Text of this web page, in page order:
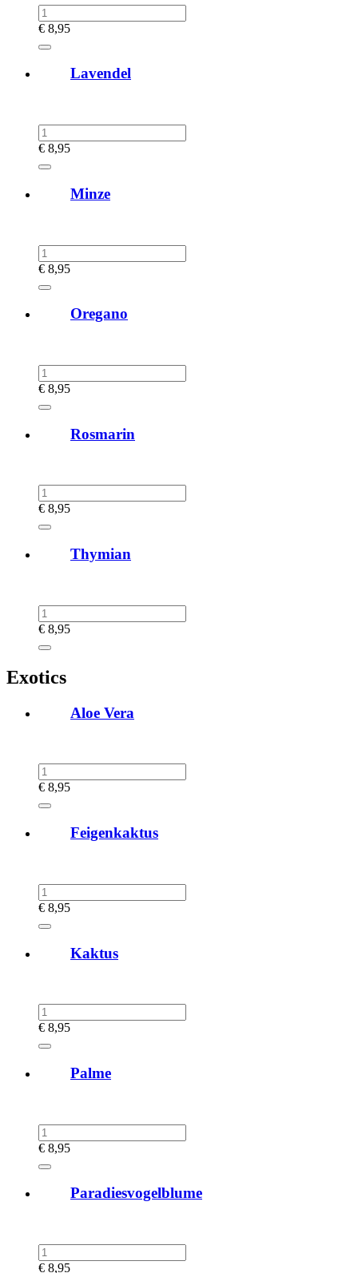
€ 8,95
Lavendel
€ 8,95
Minze
€ 8,95
Oregano
€ 8,95
Rosmarin
€ 8,95
Thymian
€ 8,95
Exotics
Aloe Vera
€ 8,95
Feigenkaktus
€ 8,95
Kaktus
€ 8,95
Palme
€ 8,95
Paradiesvogelblume
€ 8,95